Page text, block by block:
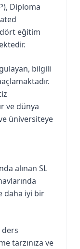
Diploma
eğitim
bilgili
ve dünya
üniversiteye
alınan SL
daha iyi bir
tarzınıza ve